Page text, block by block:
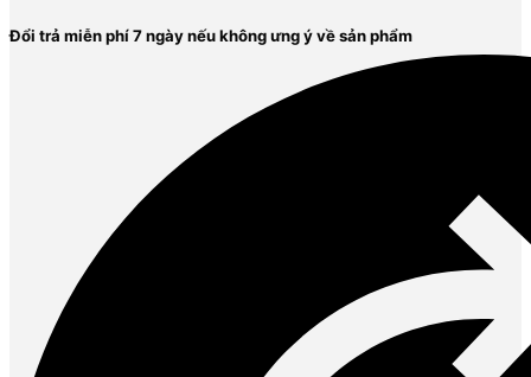
Đổi trả miễn phí 7 ngày nếu không ưng ý về sản phẩm